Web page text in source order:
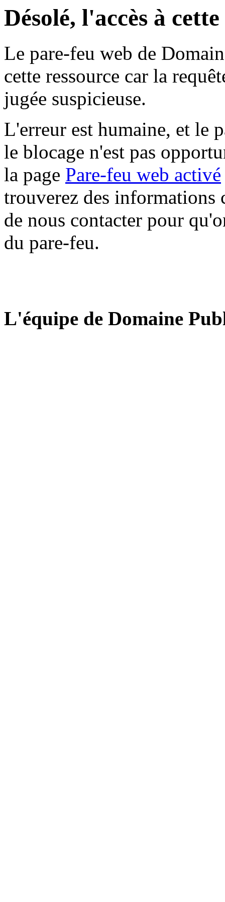
Désolé, l'accès à
Le pare-feu web de
cette ressource car la
jugée suspicieuse.
L'erreur est humaine, et le
le blocage n'est pas
la page Pare-feu web activé
trouverez des informations
de nous contacter pour
du pare-feu.
L'équipe de Domaine